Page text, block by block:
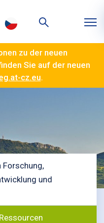
zu der neuen
Sie auf der neuen
cz.eu.
Forschung,
und